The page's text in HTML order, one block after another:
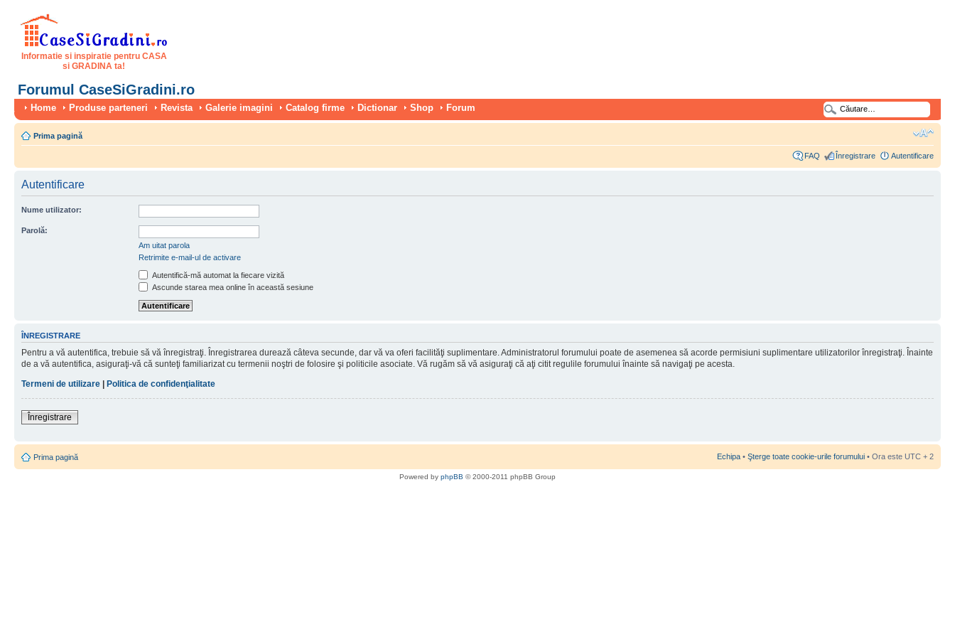
Informatie si inspiratie pentru CASA
si GRADINA ta!
Forumul CaseSiGradini.ro
Home Produse parteneri Revista Galerie imagini Catalog firme Dictionar Shop Forum
Prima pagină
FAQ Înregistrare Autentificare
Autentificare
Nume utilizator:
Parolă:
Am uitat parola
Retrimite e-mail-ul de activare
Autentifică-mă automat la fiecare vizită
Ascunde starea mea online în această sesiune
ÎNREGISTRARE
Pentru a vă autentifica, trebuie să vă înregistraţi. Înregistrarea durează câteva secunde, dar vă va oferi facilităţi suplimentare. Administratorul forumului poate de asemenea să acorde permisiuni suplimentare utilizatorilor înregistraţi. Înainte
de a vă autentifica, asiguraţi-vă că sunteţi familiarizat cu termenii noştri de folosire şi politicile asociate. Vă rugăm să vă asiguraţi că aţi citit regulile forumului înainte să navigaţi pe acesta.
Termeni de utilizare | Politica de confidenţialitate
Înregistrare
Prima pagină Echipa • Şterge toate cookie-urile forumului • Ora este UTC + 2
Powered by phpBB © 2000-2011 phpBB Group